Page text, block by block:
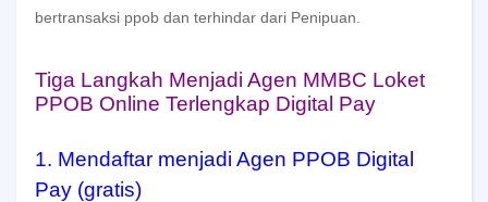
bertransaksi ppob dan terhindar dari Penipuan.
Tiga Langkah Menjadi Agen MMBC Loket
PPOB Online Terlengkap Digital Pay
1. Mendaftar menjadi Agen PPOB Digital
Pay (gratis)